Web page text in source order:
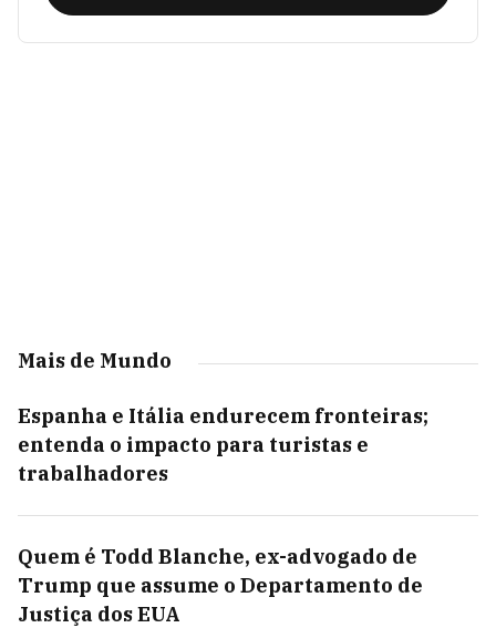
Mais de Mundo
Espanha e Itália endurecem fronteiras;
entenda o impacto para turistas e
trabalhadores
Quem é Todd Blanche, ex-advogado de
Trump que assume o Departamento de
Justiça dos EUA